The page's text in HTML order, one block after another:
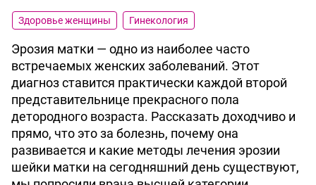
Здоровье женщины Гинекология
Эрозия матки — одно из наиболее часто
встречаемых женских заболеваний. Этот
диагноз ставится практически каждой второй
представительнице прекрасного пола
детородного возраста. Рассказать доходчиво и
прямо, что это за болезнь, почему она
развивается и какие методы лечения эрозии
шейки матки на сегодняшний день существуют,